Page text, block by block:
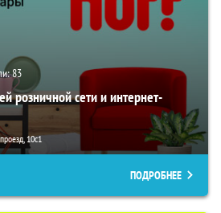
83
розничной сети и интернет-
10с1
ПОДРОБНЕЕ